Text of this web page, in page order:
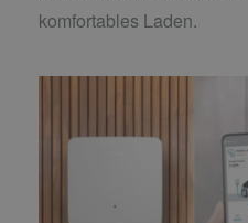
komfortables Laden.